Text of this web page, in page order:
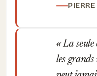
La seule
les grands